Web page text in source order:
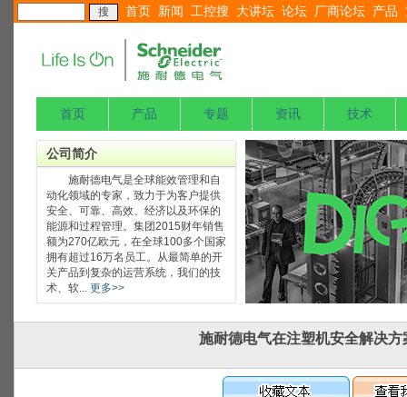
首页 新闻 工控搜 大讲坛 论坛 厂商论坛 产品
首页 产品 专题 资讯 技术
公司简介
施耐德电气是全球能效管理和自
动化领域的专家，致力于为客户提供
安全、可靠、高效、经济以及环保的
能源和过程管理。集团2015财年销售
额为270亿欧元，在全球100多个国家
拥有超过16万名员工。从最简单的开
关产品到复杂的运营系统，我们的技
术、软... 更多>>
施耐德电气在注塑机安全解决方